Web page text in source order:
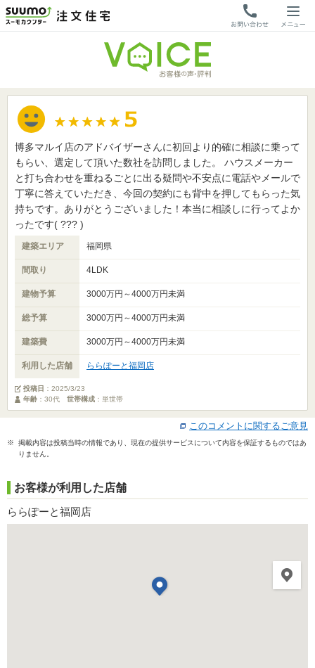
博多マルイ店のアドバイザーさんに初回より的確に相談に乗って
もらい、選定して頂いた数社を訪問しました。 ハウスメーカー
と打ち合わせを重ねるごとに出る疑問や不安点に電話やメールで
丁寧に答えていただき、今回の契約にも背中を押してもらった気
持ちです。ありがとうございました！本当に相談しに行ってよか
ったです( ??? )
建築エリア 福岡県
間取り 4LDK
建物予算 3000万円～4000万円未満
総予算 3000万円～4000万円未満
建築費 3000万円～4000万円未満
利用した店舗 ららぽーと福岡店
投稿日 ： 2025/3/23
年齢 ：30代 世帯構成 ：単世帯
このコメントに関するご意見
※ 掲載内容は投稿当時の情報であり、現在の提供サービスについて内容を保証するものではあ
りません。
お客様が利用した店舗
ららぽーと福岡店